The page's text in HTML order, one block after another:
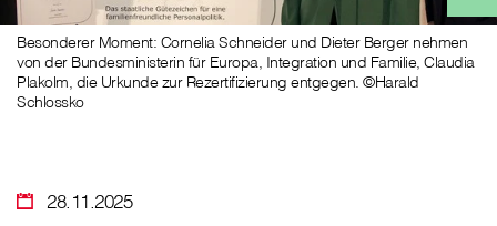
Besonderer Moment: Cornelia Schneider und Dieter Berger nehmen
von der Bundesministerin für Europa, Integration und Familie, Claudia
Plakolm, die Urkunde zur Rezertifizierung entgegen. ©Harald
Schlossko
28.11.2025